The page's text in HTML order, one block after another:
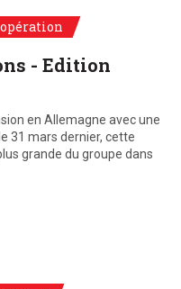
- Edition
en Allemagne avec une
31 mars dernier, cette
grande du groupe dans